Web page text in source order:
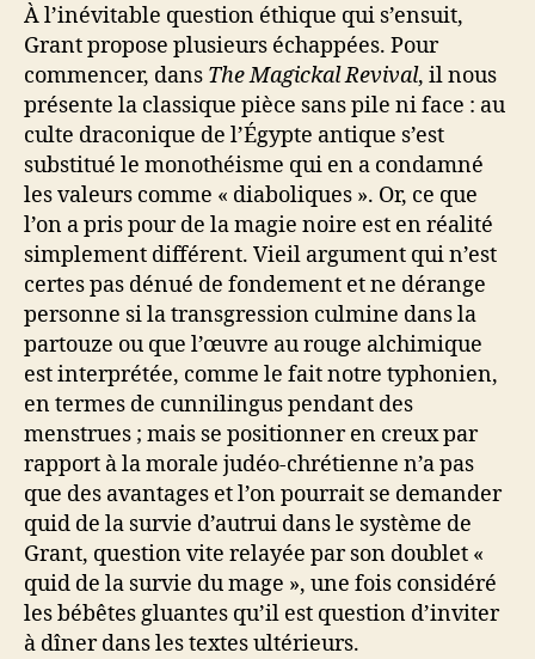
À l’inévitable question éthique qui s’ensuit,
Grant propose plusieurs échappées. Pour
commencer, dans The Magickal Revival, il nous
présente la classique pièce sans pile ni face : au
culte draconique de l’Égypte antique s’est
substitué le monothéisme qui en a condamné
les valeurs comme « diaboliques ». Or, ce que
l’on a pris pour de la magie noire est en réalité
simplement différent. Vieil argument qui n’est
certes pas dénué de fondement et ne dérange
personne si la transgression culmine dans la
partouze ou que l’œuvre au rouge alchimique
est interprétée, comme le fait notre typhonien,
en termes de cunnilingus pendant des
menstrues ; mais se positionner en creux par
rapport à la morale judéo-chrétienne n’a pas
que des avantages et l’on pourrait se demander
quid de la survie d’autrui dans le système de
Grant, question vite relayée par son doublet «
quid de la survie du mage », une fois considéré
les bébêtes gluantes qu’il est question d’inviter
à dîner dans les textes ultérieurs.